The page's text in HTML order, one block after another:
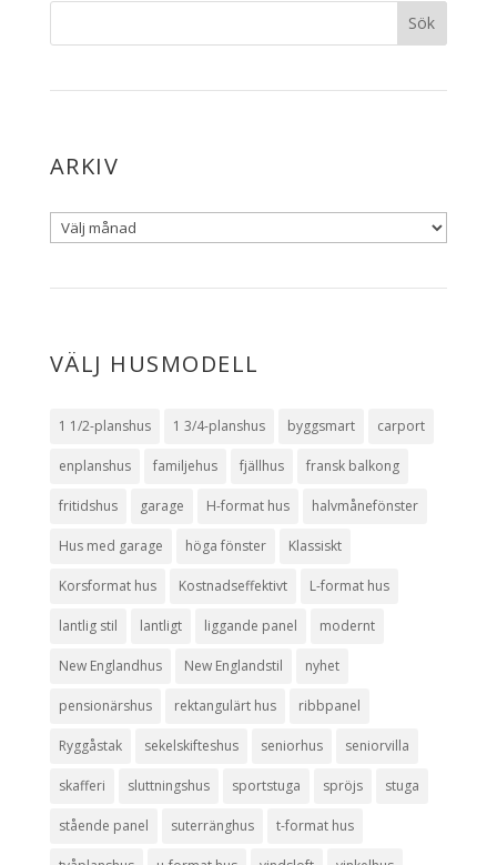
ARKIV
VÄLJ HUSMODELL
1 1/2-planshus 1 3/4-planshus byggsmart carport
enplanshus familjehus fjällhus fransk balkong
fritidshus garage H-format hus halvmånefönster
Hus med garage höga fönster Klassiskt
Korsformat hus Kostnadseffektivt L-format hus
lantlig stil lantligt liggande panel modernt
New Englandhus New Englandstil nyhet
pensionärshus rektangulärt hus ribbpanel
Ryggåstak sekelskifteshus seniorhus seniorvilla
skafferi sluttningshus sportstuga spröjs stuga
stående panel suterränghus t-format hus